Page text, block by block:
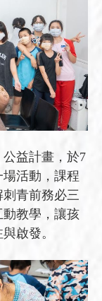
益計畫，於7
場活動，課程
青前務必三
教學，讓孩
啟發。